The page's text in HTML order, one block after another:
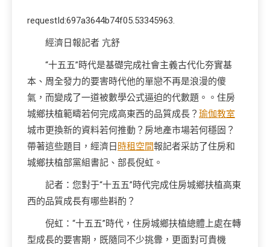
requestId:697a3644b74f05.53345963.
經濟日報記者 亢舒
“十五五”時代是基礎完成社會主義古代化夯實基
本、周全發力的要害時代他的單戀不再是浪漫的傻
氣，而變成了一道被數學公式逼迫的代數題。。住房
城鄉扶植範疇若何完成高東西的品質成長？ 瑜伽教室
城市更換新的資料若何推動？房地產市場若何穩固？
帶著這些題目，經濟日 時租空間報記者采訪了住房和
城鄉扶植部黨組書記、部長倪虹。
記者：您對于“十五五”時代完成住房城鄉扶植高東
西的品質成長有哪些斟酌？
倪虹：“十五五”時代，住房城鄉扶植總體上處在轉
型成長的要害期，既隨同不少挑釁，更面對可貴機